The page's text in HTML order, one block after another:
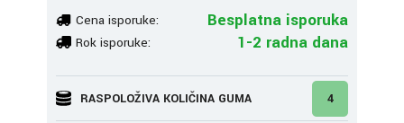
Cena isporuke: Besplatna isporuka
Rok isporuke: 1-2 radna dana
RASPOLOŽIVA KOLIČINA GUMA 4